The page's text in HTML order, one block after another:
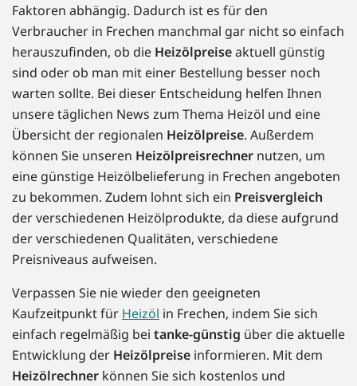
Faktoren abhängig. Dadurch ist es für den
Verbraucher in Frechen manchmal gar nicht so einfach
herauszufinden, ob die Heizölpreiseaktuell günstig
sind oder ob man mit einer Bestellung besser noch
warten sollte. Bei dieser Entscheidung helfen Ihnen
unsere täglichen News zum Thema Heizöl und eine
Übersicht der regionalen Heizölpreise. Außerdem
können Sie unseren Heizölpreisrechner nutzen, um
eine günstige Heizölbelieferung in Frechen angeboten
zu bekommen. Zudem lohnt sich ein Preisvergleich
der verschiedenen Heizölprodukte, da diese aufgrund
der verschiedenen Qualitäten, verschiedene
Preisniveaus aufweisen.
Verpassen Sie nie wieder den geeigneten
Kaufzeitpunkt für Heizöl in Frechen, indem Sie sich
einfach regelmäßig bei tanke-günstig über die aktuelle
Entwicklung der Heizölpreise informieren. Mit dem
Heizölrechner können Sie sich kostenlos und